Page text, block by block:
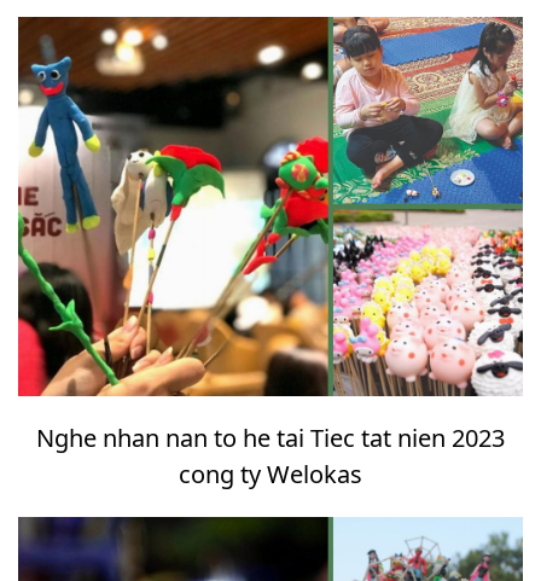
Nghe nhan nan to he tai Tiec tat nien 2023
cong ty Welokas